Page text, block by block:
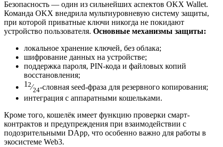
Безопасность — один из сильнейших аспектов OKX Wallet.
Команда OKX внедрила мультиуровневую систему защиты,
при которой приватные ключи никогда не покидают
устройство пользователя. Основные механизмы защиты:
локальное хранение ключей, без облака;
шифрование данных на устройстве;
поддержка пароля, PIN-кода и файловых копий
восстановления;
1 2⁄24-словная seed-фраза для резервного копирования;
интеграция с аппаратными кошельками.
Кроме того, кошелёк имеет функцию проверки смарт-
контрактов и предупреждения при взаимодействии с
подозрительными DApp, что особенно важно для работы в
экосистеме Web3.